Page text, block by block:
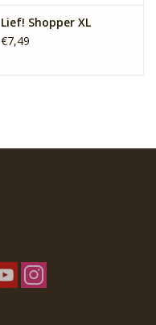
Lief! Shopper XL
€7,49